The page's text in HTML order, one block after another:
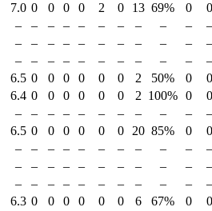
7.0 0 0 0 0 2 0 13 69% 0
0
– – – – – – – – – –
–
– – – – – – – – – –
–
– – – – – – – – – –
–
6.5 0 0 0 0 0 0 2 50% 0
0
6.4 0 0 0 0 0 0 2 100% 0
0
– – – – – – – – – –
–
6.5 0 0 0 0 0 0 20 85% 0
0
– – – – – – – – – –
–
– – – – – – – – – –
–
– – – – – – – – – –
–
6.3 0 0 0 0 0 0 6 67% 0
0